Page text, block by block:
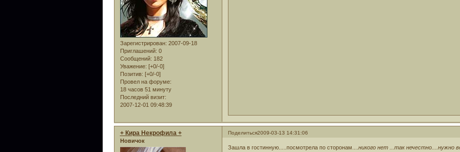
Зарегистрирован: 2007-09-18
Приглашений: 0
Сообщений: 182
Уважение: [+0/-0]
Позитив: [+0/-0]
Провел на форуме:
18 часов 51 минуту
Последний визит:
2007-12-01 09:48:39
Поделиться2009-03-13 14:31:06
+ Кира Некрофила +
Новичок
Зашла в гостинную.....посмотрела по сторонам.... никого нет ...так нечестно....нужно